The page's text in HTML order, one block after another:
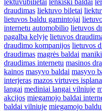
draudimas liektuvo biletai
lietuvos baldu gamintojai
internetu automobilio lietuvos
pagalba kelyje lietuvos
draudimo kompanijos lietuvos
draudimas magrės baldai
draudimas internetu masinos
kainos masyvo baldai masyvo
interjeras mazos virtuves
langai mediniai langai vilniuje
akcijos miegamojo baldai
baldai vilniuje miegamojo